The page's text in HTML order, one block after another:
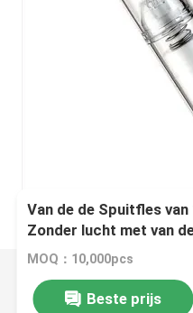
Van de de Spuitfles
Zonder lucht met van
Instrumentenoog de
MOQ：10,000pcs
Beste prijs